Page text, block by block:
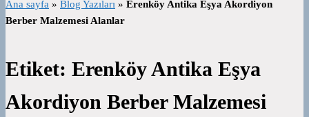
Ana sayfa » Blog Yazıları » Erenköy Antika Eşya Akordiyon
Berber Malzemesi Alanlar
Etiket: Erenköy Antika Eşya
Akordiyon Berber Malzemesi